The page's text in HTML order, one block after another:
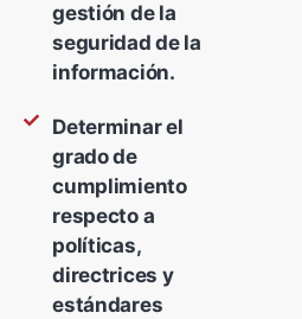
gestión de la
seguridad de la
información.
Determinar el
grado de
cumplimiento
respecto a
políticas,
directrices y
estándares